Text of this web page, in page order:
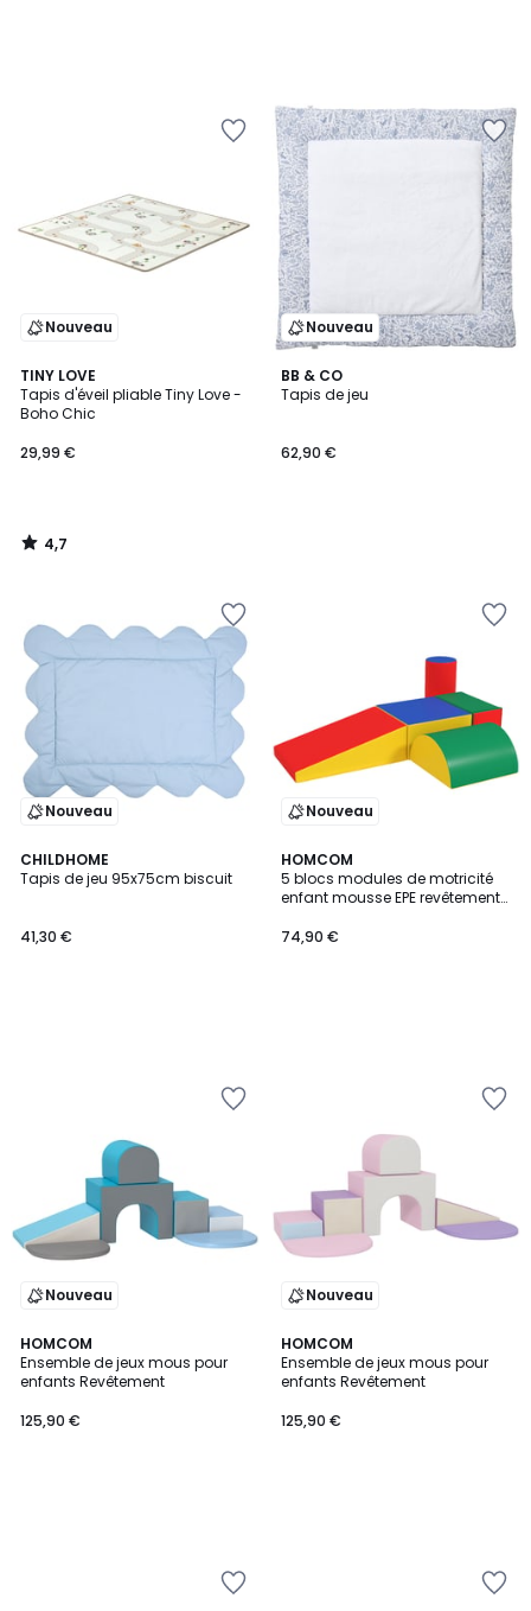
Nouveau
TINY LOVE
Tapis d'éveil pliable Tiny Love -
Boho Chic
29,99 €
4,7
/ 5
4,7
/
Nouveau
BB & CO
Tapis de jeu
62,90 €
Nouveau
CHILDHOME
Tapis de jeu 95x75cm biscuit
41,30 €
Nouveau
HOMCOM
5 blocs modules de motricité
enfant mousse EPE revêtement
74,90 €
Nouveau
HOMCOM
Ensemble de jeux mous pour
enfants Revêtement
125,90 €
Nouveau
HOMCOM
Ensemble de jeux mous pour
enfants Revêtement
125,90 €